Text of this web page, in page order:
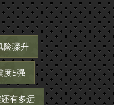
险骤升
度5强
有多远